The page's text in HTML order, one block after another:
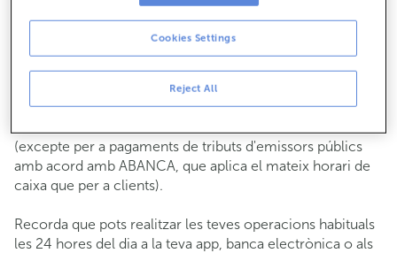
cita prèviai t'atendrem el dia i hora que
Operacions amb efectiu
Clients: de dilluns a divendres de 8:15 a 11:00
Si no ets client, l'horari de caixa serà elsdimarts i dijous
(excepte per a pagaments de tributs d'emissors públics
amb acord amb ABANCA, que aplica el mateix horari de
caixa que per a clients).
Recorda que pots realitzar les teves operacions habituals
les 24 hores del dia a la teva app, banca electrònica o als
Reject All
Cookies Settings